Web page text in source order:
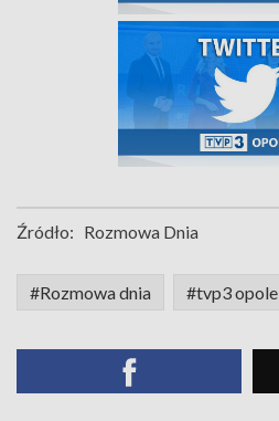
Źródło: Rozmowa Dnia
#Rozmowa dnia #tvp3 opole